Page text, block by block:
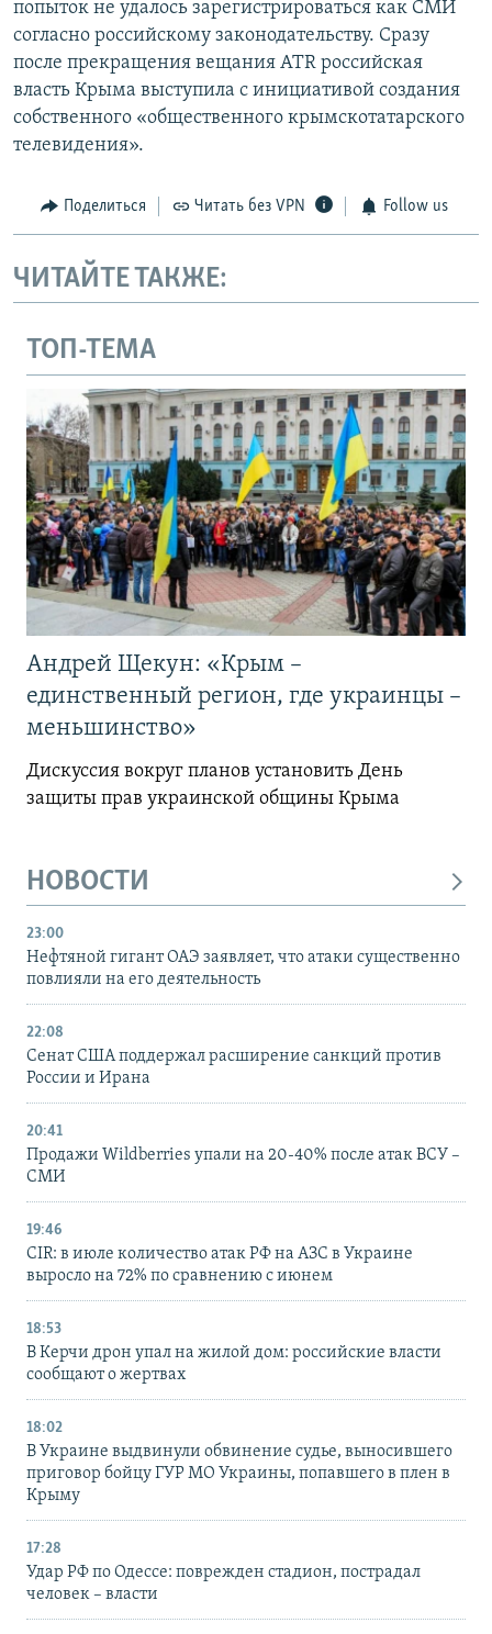
попыток не удалось зарегистрироваться как СМИ
согласно российскому законодательству. Сразу
после прекращения вещания ATR российская
власть Крыма выступила с инициативой создания
собственного «общественного крымскотатарского
телевидения».
Поделиться Читать без VPN Follow us
ЧИТАЙТЕ ТАКЖЕ:
ТОП-ТЕМА
Андрей Щекун: «Крым –
единственный регион, где украинцы –
меньшинство»
Дискуссия вокруг планов установить День
защиты прав украинской общины Крыма
НОВОСТИ
23:00
Нефтяной гигант ОАЭ заявляет, что атаки существенно
повлияли на его деятельность
22:08
Сенат США поддержал расширение санкций против
России и Ирана
20:41
Продажи Wildberries упали на 20-40% после атак ВСУ –
СМИ
19:46
CIR: в июле количество атак РФ на АЗС в Украине
выросло на 72% по сравнению с июнем
18:53
В Керчи дрон упал на жилой дом: российские власти
сообщают о жертвах
18:02
В Украине выдвинули обвинение судье, выносившего
приговор бойцу ГУР МО Украины, попавшего в плен в
Крыму
17:28
Удар РФ по Одессе: поврежден стадион, пострадал
человек – власти